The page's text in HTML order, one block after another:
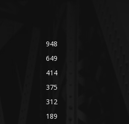
948
649
414
375
312
189